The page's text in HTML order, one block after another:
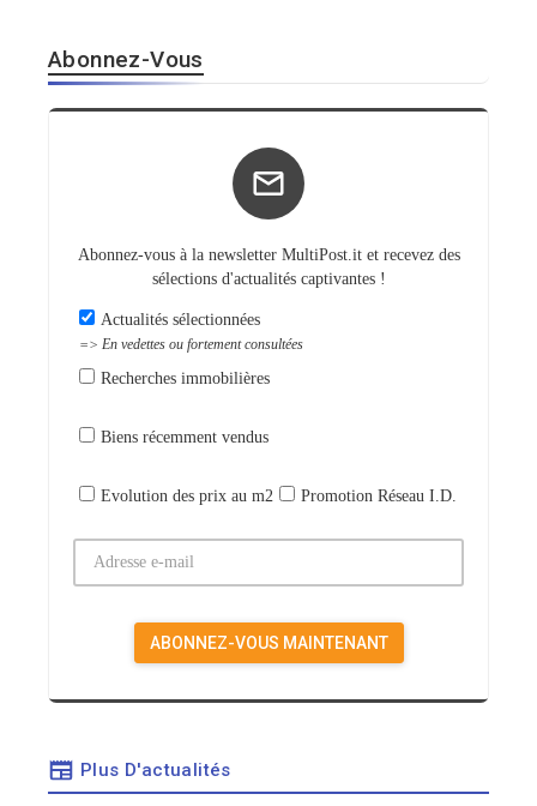
Abonnez-Vous
Abonnez-vous à la newsletter MultiPost.it et recevez des
sélections d'actualités captivantes !
Actualités sélectionnées
=> En vedettes ou fortement consultées
Recherches immobilières
Biens récemment vendus
Evolution des prix au m2 Promotion Réseau I.D.
Plus D'actualités